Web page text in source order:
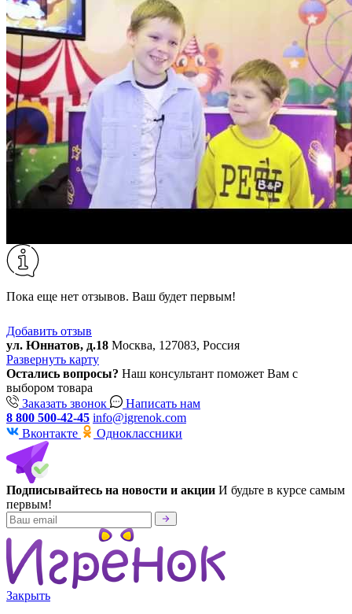
Пока еще нет отзывов. Ваш будет первым!
Добавить отзыв
ул. Юннатов, д.18 Москва, 127083, Россия
Развернуть карту
Остались вопросы? Наш консультант поможет Вам с
выбором товара
Заказать звонок
Написать нам
8 800 500-42-45 info@igrenok.com
Вконтакте
Одноклассники
Подписывайтесь на новости и акции И будьте в курсе самым
первым!
Закрыть